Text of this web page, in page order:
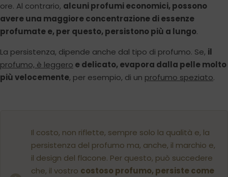
ore. Al contrario, alcuni profumi economici, possono
avere una maggiore concentrazione di essenze
profumate e, per questo, persistono più a lungo.
La persistenza, dipende anche dal tipo di profumo. Se, il
profumo, è leggero e delicato, evapora dalla pelle molto
più velocemente, per esempio, di un profumo speziato.
Il costo, non riflette, sempre solo la qualità e, la
persistenza del profumo ma, anche, il marchio e,
il design del flacone. Per questo, può succedere
che, il vostro costoso profumo, persiste come